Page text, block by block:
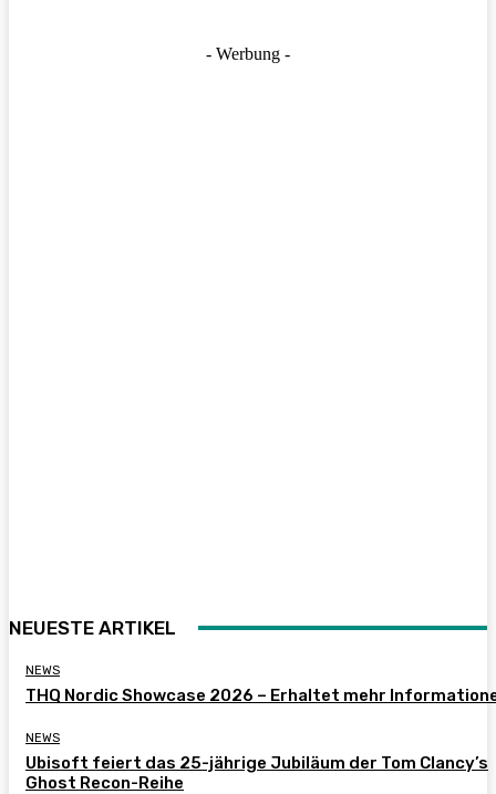
- Werbung -
NEUESTE ARTIKEL
NEWS
THQ Nordic Showcase 2026 – Erhaltet mehr
NEWS
Ubisoft feiert das 25-jährige Jubiläum der Tom Clancy’s
Ghost Recon-Reihe